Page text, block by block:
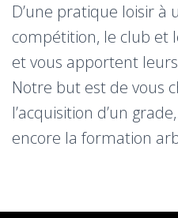
D’une pratique loisir à
compétition, le club et
et vous apportent
Notre but est de vous
l’acquisition d’un
encore la formation